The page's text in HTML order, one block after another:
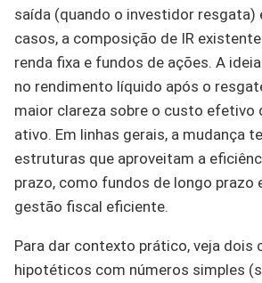
saída (quando o investidor resgata)
casos, a composição de IR
renda fixa e fundos de ações. A
no rendimento líquido após o
maior clareza sobre o custo efetivo
ativo. Em linhas gerais, a mudança
estruturas que aproveitam a
prazo, como fundos de longo prazo
gestão fiscal eficiente.
Para dar contexto prático, veja dois
hipotéticos com números simples